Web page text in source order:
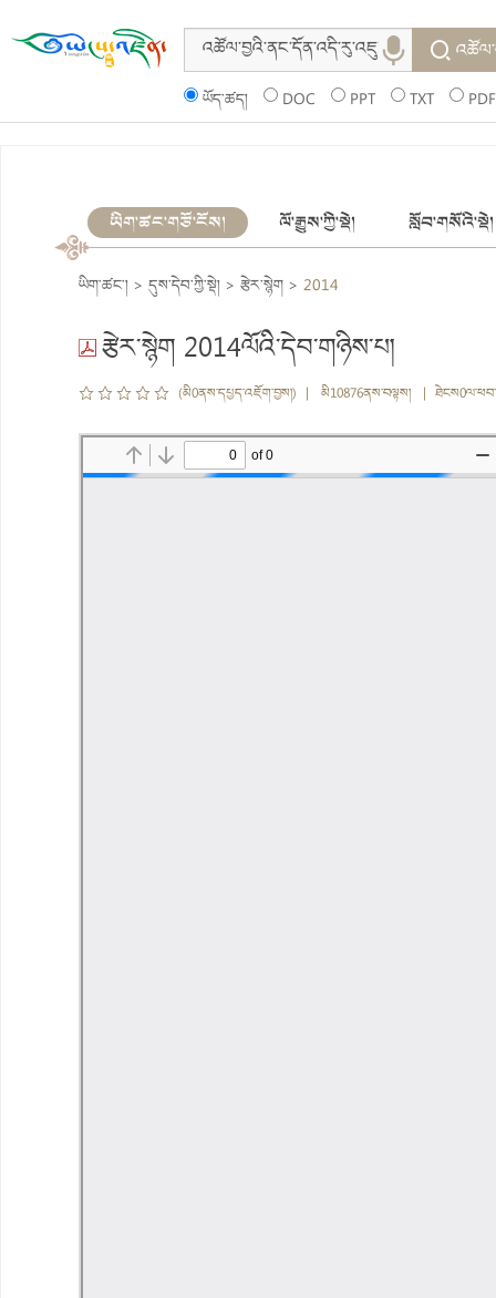
ཡོད་ཚད། DOC PPT TXT PDF
ཡིག་ཚང་གཙོ་ངོས། ལོ་རྒྱུས་ཀྱི་སྡེ། སློབ་གསོའི་སྡེ།
ཡིག་ཚང་། > དུས་དེབ་ཀྱི་སྡེ། > རྩེར་སྙེག > 2014
རྩེར་སྙེག 2014ལོའི་དེབ་གཉིས་པ།
(མི0ནས་དཔྱད་འཇོག་བྱས།) | མི10876ནས་བལྟས། |